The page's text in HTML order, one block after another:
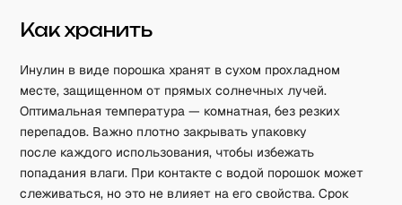
Как хранить
Инулин в виде порошка хранят в сухом прохладном
месте, защищенном от прямых солнечных лучей.
Оптимальная температура — комнатная, без резких
перепадов. Важно плотно закрывать упаковку
после каждого использования, чтобы избежать
попадания влаги. При контакте с водой порошок может
слеживаться, но это не влияет на его свойства. Срок